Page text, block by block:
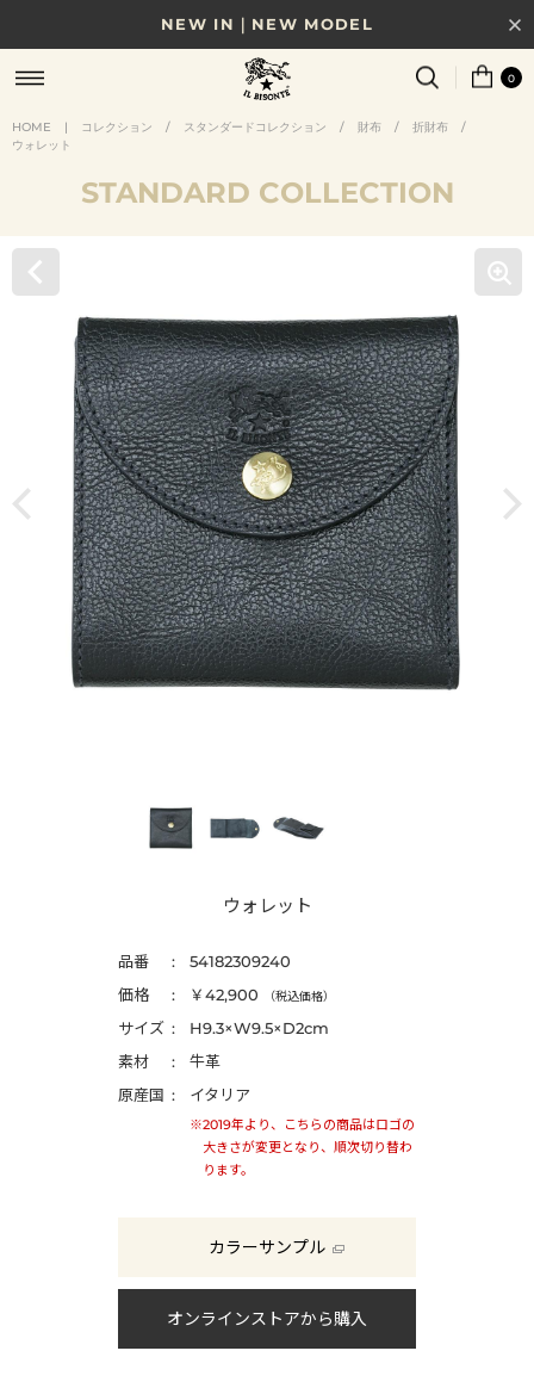
NEW IN｜NEW MODEL
8/17(月)10時まで｜税込11,000円以上で送料無料
贈る相手やシーンから選べる、新しいギフトガイド
0
HOME | コレクション / スタンダードコレクション / 財布 / 折財布
/
ウォレット
STANDARD COLLECTION
ウォレット
品番
54182309240
価格
￥42,900 （税込価格）
サイズ
H9.3×W9.5×D2cm
素材
牛革
原産国
イタリア
※2019年より、こちらの商品はロゴの
大きさが変更となり、順次切り替わ
ります。
カラーサンプル
オンラインストアから購入